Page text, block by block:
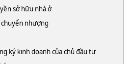
sở hữu nhà ở
nhượng
ký kinh doanh của chủ đầu tư